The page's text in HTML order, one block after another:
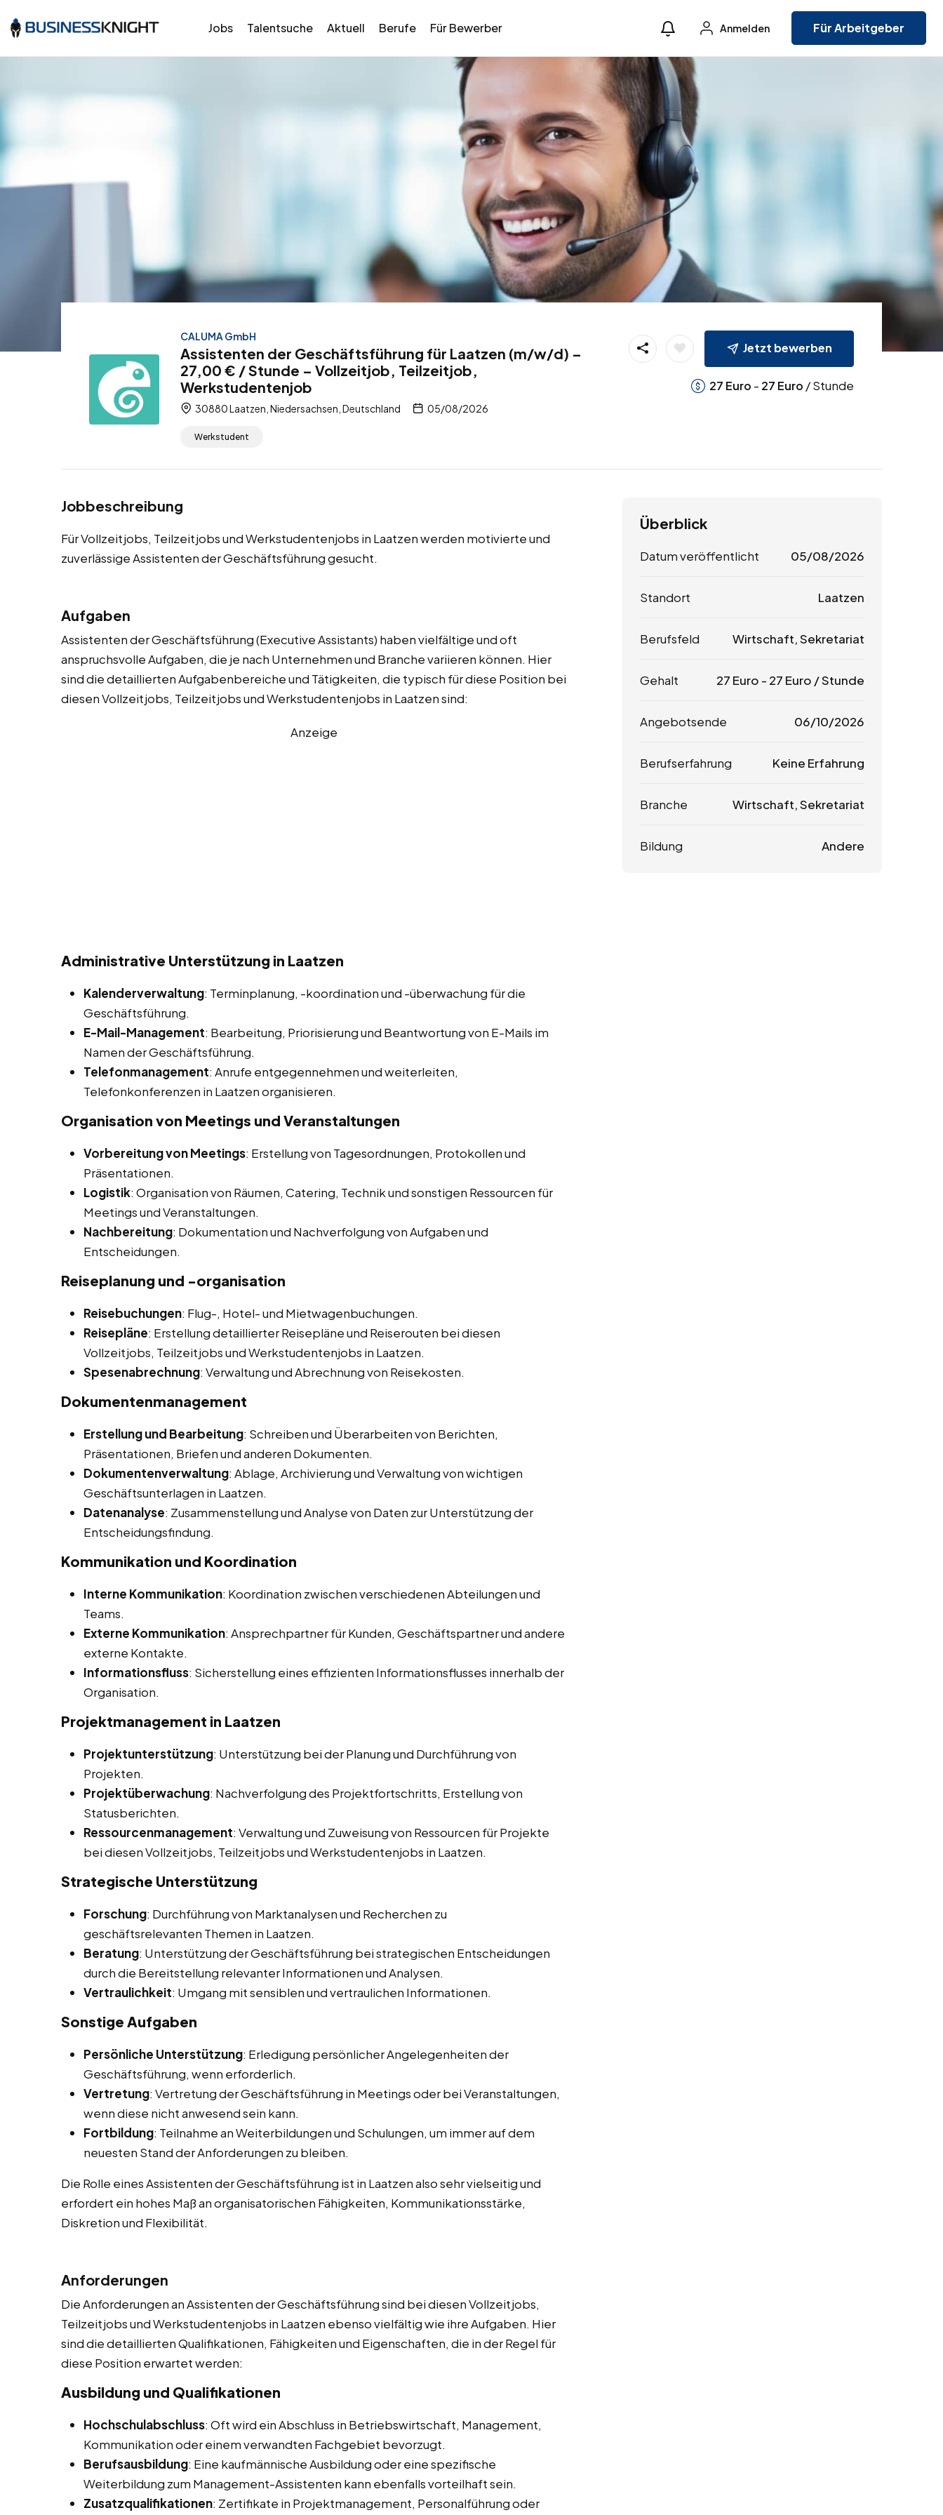
Jobs Talentsuche Aktuell Berufe Für Bewerber Anmelden Für Arbeitgeber
CALUMA GmbH
Assistenten der Geschäftsführung für Laatzen (m/w/d) –
27,00 € / Stunde – Vollzeitjob, Teilzeitjob,
Werkstudentenjob
30880 Laatzen, Niedersachsen, Deutschland 05/08/2026
Werkstudent
Jetzt bewerben
27 Euro - 27 Euro / Stunde
Jobbeschreibung
Für Vollzeitjobs, Teilzeitjobs und Werkstudentenjobs in Laatzen werden motivierte und
zuverlässige Assistenten der Geschäftsführung gesucht.
Aufgaben
Assistenten der Geschäftsführung (Executive Assistants) haben vielfältige und oft
anspruchsvolle Aufgaben, die je nach Unternehmen und Branche variieren können. Hier
sind die detaillierten Aufgabenbereiche und Tätigkeiten, die typisch für diese Position bei
diesen Vollzeitjobs, Teilzeitjobs und Werkstudentenjobs in Laatzen sind:
Anzeige
Administrative Unterstützung in Laatzen
Kalenderverwaltung: Terminplanung, -koordination und -überwachung für die
Geschäftsführung.
E-Mail-Management: Bearbeitung, Priorisierung und Beantwortung von E-Mails im
Namen der Geschäftsführung.
Telefonmanagement: Anrufe entgegennehmen und weiterleiten,
Telefonkonferenzen in Laatzen organisieren.
Organisation von Meetings und Veranstaltungen
Vorbereitung von Meetings: Erstellung von Tagesordnungen, Protokollen und
Präsentationen.
Logistik: Organisation von Räumen, Catering, Technik und sonstigen Ressourcen für
Meetings und Veranstaltungen.
Nachbereitung: Dokumentation und Nachverfolgung von Aufgaben und
Entscheidungen.
Reiseplanung und -organisation
Reisebuchungen: Flug-, Hotel- und Mietwagenbuchungen.
Reisepläne: Erstellung detaillierter Reisepläne und Reiserouten bei diesen
Vollzeitjobs, Teilzeitjobs und Werkstudentenjobs in Laatzen.
Spesenabrechnung: Verwaltung und Abrechnung von Reisekosten.
Dokumentenmanagement
Erstellung und Bearbeitung: Schreiben und Überarbeiten von Berichten,
Präsentationen, Briefen und anderen Dokumenten.
Dokumentenverwaltung: Ablage, Archivierung und Verwaltung von wichtigen
Geschäftsunterlagen in Laatzen.
Datenanalyse: Zusammenstellung und Analyse von Daten zur Unterstützung der
Entscheidungsfindung.
Kommunikation und Koordination
Interne Kommunikation: Koordination zwischen verschiedenen Abteilungen und
Teams.
Externe Kommunikation: Ansprechpartner für Kunden, Geschäftspartner und andere
externe Kontakte.
Informationsfluss: Sicherstellung eines effizienten Informationsflusses innerhalb der
Organisation.
Projektmanagement in Laatzen
Projektunterstützung: Unterstützung bei der Planung und Durchführung von
Projekten.
Projektüberwachung: Nachverfolgung des Projektfortschritts, Erstellung von
Statusberichten.
Ressourcenmanagement: Verwaltung und Zuweisung von Ressourcen für Projekte
bei diesen Vollzeitjobs, Teilzeitjobs und Werkstudentenjobs in Laatzen.
Strategische Unterstützung
Forschung: Durchführung von Marktanalysen und Recherchen zu
geschäftsrelevanten Themen in Laatzen.
Beratung: Unterstützung der Geschäftsführung bei strategischen Entscheidungen
durch die Bereitstellung relevanter Informationen und Analysen.
Vertraulichkeit: Umgang mit sensiblen und vertraulichen Informationen.
Sonstige Aufgaben
Persönliche Unterstützung: Erledigung persönlicher Angelegenheiten der
Geschäftsführung, wenn erforderlich.
Vertretung: Vertretung der Geschäftsführung in Meetings oder bei Veranstaltungen,
wenn diese nicht anwesend sein kann.
Fortbildung: Teilnahme an Weiterbildungen und Schulungen, um immer auf dem
neuesten Stand der Anforderungen zu bleiben.
Die Rolle eines Assistenten der Geschäftsführung ist in Laatzen also sehr vielseitig und
erfordert ein hohes Maß an organisatorischen Fähigkeiten, Kommunikationsstärke,
Diskretion und Flexibilität.
Anforderungen
Die Anforderungen an Assistenten der Geschäftsführung sind bei diesen Vollzeitjobs,
Teilzeitjobs und Werkstudentenjobs in Laatzen ebenso vielfältig wie ihre Aufgaben. Hier
sind die detaillierten Qualifikationen, Fähigkeiten und Eigenschaften, die in der Regel für
diese Position erwartet werden:
Ausbildung und Qualifikationen
Hochschulabschluss: Oft wird ein Abschluss in Betriebswirtschaft, Management,
Kommunikation oder einem verwandten Fachgebiet bevorzugt.
Berufsausbildung: Eine kaufmännische Ausbildung oder eine spezifische
Weiterbildung zum Management-Assistenten kann ebenfalls vorteilhaft sein.
Zusatzqualifikationen: Zertifikate in Projektmanagement, Personalführung oder
Überblick
Datum veröffentlicht 05/08/2026
Standort Laatzen
Berufsfeld Wirtschaft, Sekretariat
Gehalt 27 Euro - 27 Euro / Stunde
Angebotsende 06/10/2026
Berufserfahrung Keine Erfahrung
Branche Wirtschaft, Sekretariat
Bildung Andere